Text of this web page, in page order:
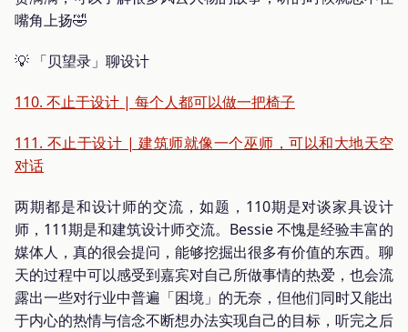
嘴角上扬🤣
💡 「贝望录」聊设计
110. 不止于设计 | 每个人都可以做一把椅子
111. 不止于设计 | 建筑师就像一个巫师，可以和大地天空
对话
两期都是和设计师的交流，如题，110期是对谈家具设计
师，111期是和建筑设计师交流。Bessie 不愧是经验丰富的
媒体人，真的很会提问，能够挖掘出很多有价值的东西。聊
天的过程中可以感受到嘉宾对自己所做事情的热爱，也会流
露出一些对行业中普遍「困境」的无奈，但他们同时又能出
于内心的热情与信念不断想办法实现自己的目标，听完之后